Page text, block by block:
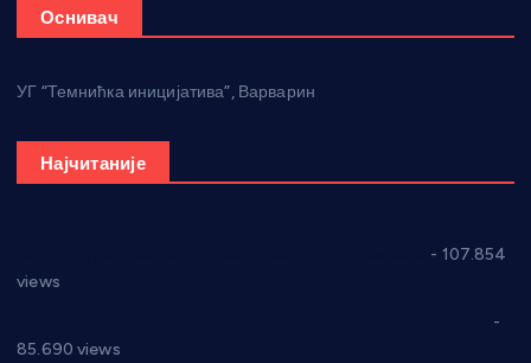
Оснивач
УГ “Темнићка иницијатива”, Варварин
Најчитаније
- 107.854
views
-
85.690 views